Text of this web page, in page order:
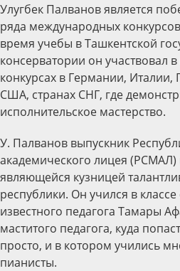
Улугбек Палванов является
ряда международных
время учебы в Ташкентской
консерватории он участвовал
конкурсах в Германии, Италии,
США, странах СНГ, где
исполнительское мастерство.
У. Палванов выпускник
академического лицея (РСМАЛ)
являющейся кузницей
республики. Он учился в
известного педагога Тамары
маститого педагога, куда
просто, и в котором учились
пианисты.